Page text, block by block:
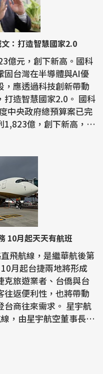
：打造智慧國家2.0
億元，創下新高。國科
固台灣在半導體與AI優
，應透過科技創新帶動
智慧國家2.0。 國科
中央政府總預算案已完
1,823億，創下新高，將
10月起天天有航班
飛航線，是繼華航後第
月起台捷兩地將形成
克旅遊業者、台僑與台
往返便利性，也將帶動
來需求。 星宇航
，由星宇航空董事長張